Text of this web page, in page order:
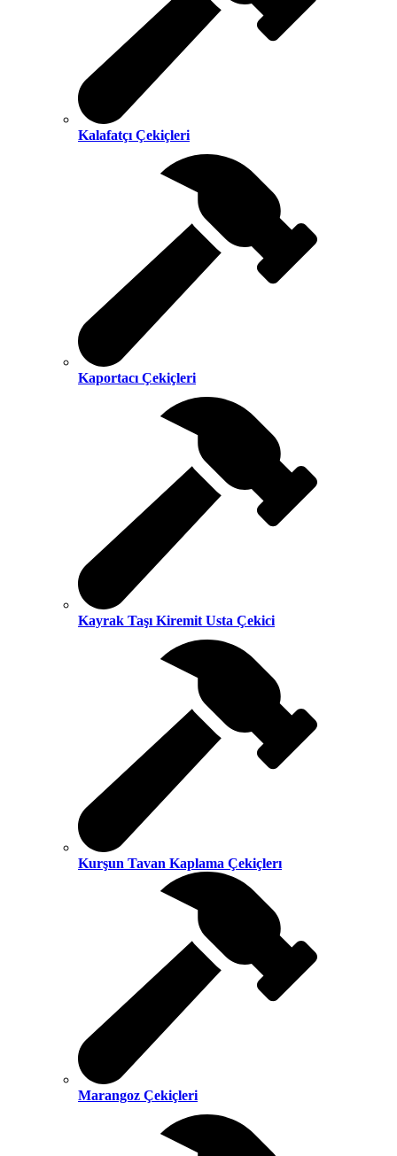
Kalafatçı Çekiçleri
Kaportacı Çekiçleri
Kayrak Taşı Kiremit Usta Çekici
Kurşun Tavan Kaplama Çekiçlerı
Marangoz Çekiçleri